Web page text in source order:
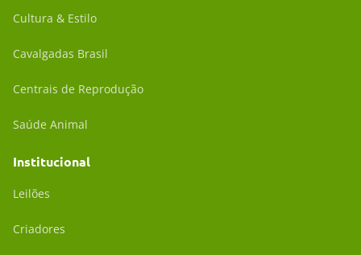
Cultura & Estilo
Cavalgadas Brasil
Centrais de Reprodução
Saúde Animal
Institucional
Leilões
Criadores